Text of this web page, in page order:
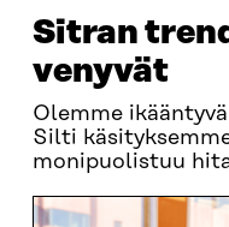
Sitran
venyvät
Olemme
Silti
monipuolistuu